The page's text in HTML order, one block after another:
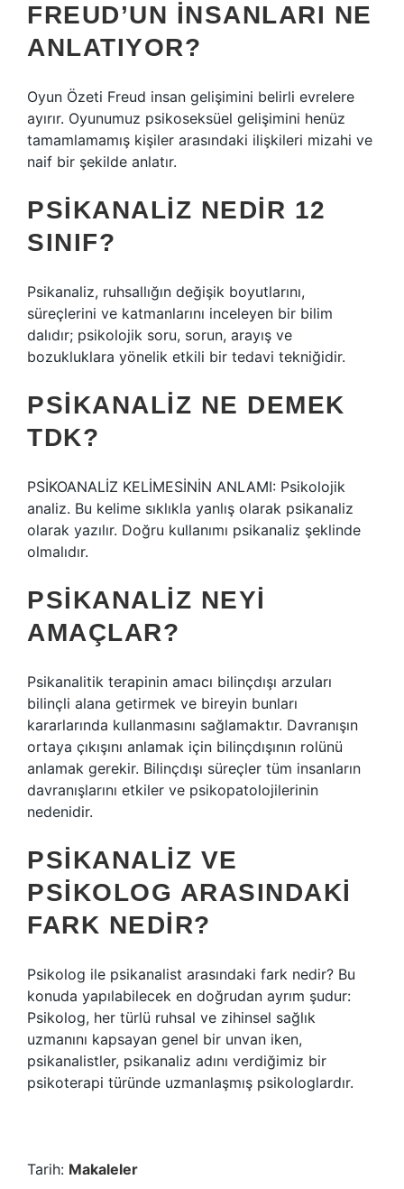
FREUD’UN INSANLARI NE
ANLATIYOR?
Oyun Özeti Freud insan gelişimini belirli evrelere
ayırır. Oyunumuz psikoseksüel gelişimini henüz
tamamlamamış kişiler arasındaki ilişkileri mizahi ve
naif bir şekilde anlatır.
PSIKANALIZ NEDIR 12
SINIF?
Psikanaliz, ruhsallığın değişik boyutlarını,
süreçlerini ve katmanlarını inceleyen bir bilim
dalıdır; psikolojik soru, sorun, arayış ve
bozukluklara yönelik etkili bir tedavi tekniğidir.
PSIKANALIZ NE DEMEK
TDK?
PSİKOANALİZ KELİMESİNİN ANLAMI: Psikolojik
analiz. Bu kelime sıklıkla yanlış olarak psikanaliz
olarak yazılır. Doğru kullanımı psikanaliz şeklinde
olmalıdır.
PSIKANALIZ NEYI
AMAÇLAR?
Psikanalitik terapinin amacı bilinçdışı arzuları
bilinçli alana getirmek ve bireyin bunları
kararlarında kullanmasını sağlamaktır. Davranışın
ortaya çıkışını anlamak için bilinçdışının rolünü
anlamak gerekir. Bilinçdışı süreçler tüm insanların
davranışlarını etkiler ve psikopatolojilerinin
nedenidir.
PSIKANALIZ VE
PSIKOLOG ARASINDAKI
FARK NEDIR?
Psikolog ile psikanalist arasındaki fark nedir? Bu
konuda yapılabilecek en doğrudan ayrım şudur:
Psikolog, her türlü ruhsal ve zihinsel sağlık
uzmanını kapsayan genel bir unvan iken,
psikanalistler, psikanaliz adını verdiğimiz bir
psikoterapi türünde uzmanlaşmış psikologlardır.
Tarih: Makaleler